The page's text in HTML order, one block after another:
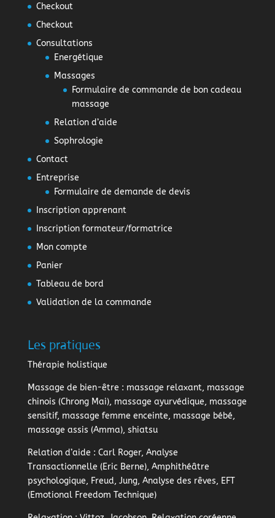
Checkout
Checkout
Consultations
Energétique
Massages
Formulaire de commande de bon cadeau
massage
Relation d’aide
Sophrologie
Contact
Entreprise
Formulaire de demande de devis
Inscription apprenant
Inscription formateur/formatrice
Mon compte
Panier
Tableau de bord
Validation de la commande
Les pratiques
Thérapie holistique
Massage de bien-être : massage relaxant, massage
chinois (Chrong Mai), massage ayurvédique, massage
sensitif, massage femme enceinte, massage bébé,
massage assis (Amma), shiatsu
Relation d’aide : Carl Roger, Analyse
Transactionnelle (Eric Berne), Amphithéâtre
psychologique, Freud, Jung, Analyse des rêves, EFT
(Emotional Freedom Technique)